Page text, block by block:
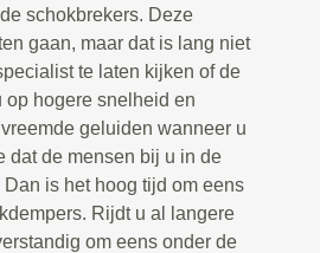
schokbrekers. Deze
gaan, maar dat is lang niet
te laten kijken of de
hogere snelheid en
geluiden wanneer u
dat de mensen bij u in de
is het hoog tijd om eens
Rijdt u al langere
om eens onder de